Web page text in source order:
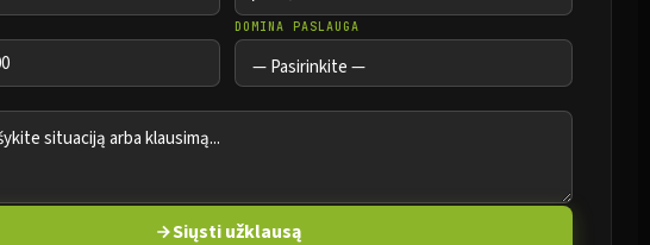
DOMINA PASLAUGA
Siųsti užklausą